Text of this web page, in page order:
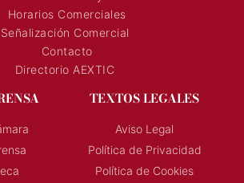
Horarios Comerciales
Señalización Comercial
Contacto
Directorio AEXTIC
TEXTOS LEGALES
Aviso Legal
Política de Privacidad
Política de Cookies